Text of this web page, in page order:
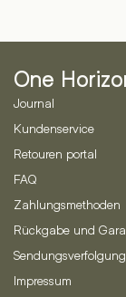
Optionen
auf
der
Produktseite
werden
1
ratings
One
Journal
Kundenservice
Retouren portal
FAQ
Zahlungsmethoden
Rückgabe und
Sendungsverfolgung
Impressum